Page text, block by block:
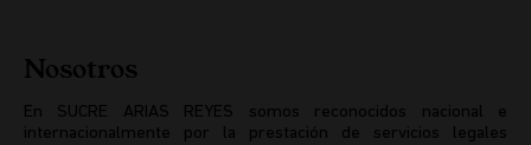
Nosotros
En SUCRE ARIAS REYES somos reconocidos nacional e
internacionalmente por la prestación de servicios legales